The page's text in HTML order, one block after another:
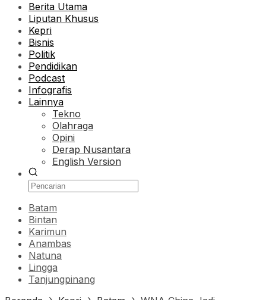
Berita Utama
Liputan Khusus
Kepri
Bisnis
Politik
Pendidikan
Podcast
Infografis
Lainnya
Tekno
Olahraga
Opini
Derap Nusantara
English Version
Batam
Bintan
Karimun
Anambas
Natuna
Lingga
Tanjungpinang